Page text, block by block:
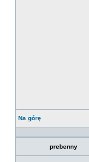
Na górę
prebenny